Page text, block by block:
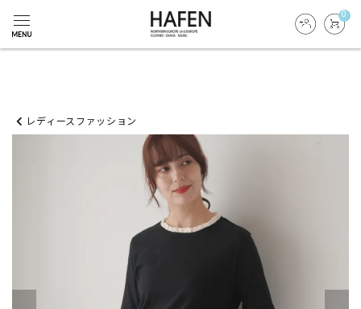
0
レディースファッション